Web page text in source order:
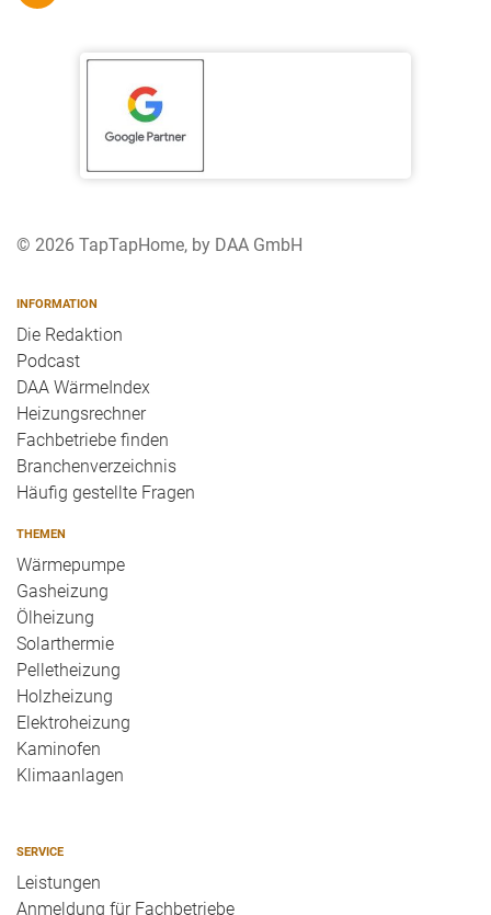
© 2026 TapTapHome, by DAA GmbH
INFORMATION
Die Redaktion
Podcast
DAA WärmeIndex
Heizungsrechner
Fachbetriebe finden
Branchenverzeichnis
Häufig gestellte Fragen
THEMEN
Wärmepumpe
Gasheizung
Ölheizung
Solarthermie
Pelletheizung
Holzheizung
Elektroheizung
Kaminofen
Klimaanlagen
SERVICE
Leistungen
Anmeldung für Fachbetriebe